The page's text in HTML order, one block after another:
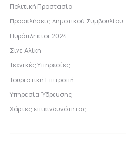
Πολιτική Προστασία
Προσκλήσεις Δημοτικού Συμβουλίου
Πυρόπληκτοι 2024
Σινέ Αλίκη
Τεχνικές Υπηρεσίες
Τουριστική Επιτροπή
Υπηρεσία Ύδρευσης
Χάρτες επικινδυνότητας